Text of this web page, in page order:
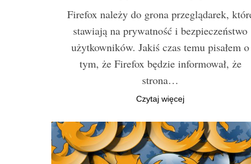
Firefox należy do grona przeglądarek,
stawiają na prywatność i bezpieczeństwo
użytkowników. Jakiś czas temu pisałem o
tym, że Firefox będzie informował, że
strona…
Czytaj więcej